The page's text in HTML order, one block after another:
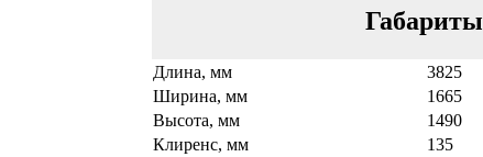
Габариты
Длина, мм
3825
Ширина, мм
1665
Высота, мм
1490
Клиренс, мм
135